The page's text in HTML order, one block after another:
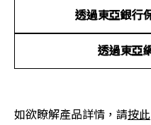
透過東亞銀行
透過東亞
如欲瞭解產品詳情，請按此